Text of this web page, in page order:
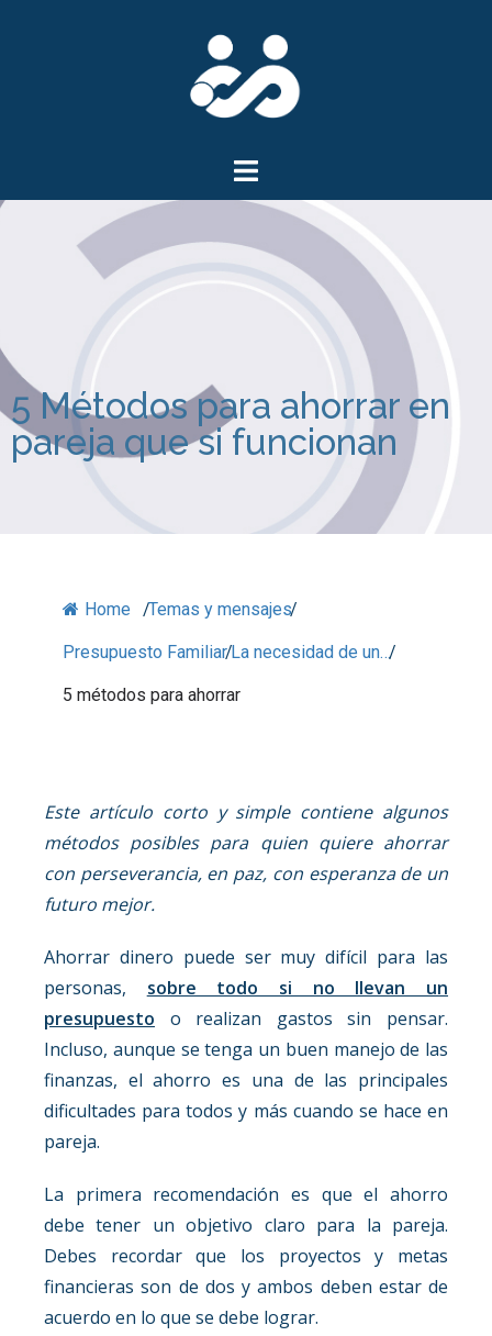
5 Métodos para ahorrar en
pareja que si funcionan
Home /Temas y mensajes/
Presupuesto Familiar/La necesidad de un…/
5 métodos para ahorrar
Este artículo corto y simple contiene algunos
métodos posibles para quien quiere ahorrar
con perseverancia, en paz, con esperanza de un
futuro mejor.
Ahorrar dinero puede ser muy difícil para las
personas, sobre todo si no llevan un
presupuesto o realizan gastos sin pensar.
Incluso, aunque se tenga un buen manejo de las
finanzas, el ahorro es una de las principales
dificultades para todos y más cuando se hace en
pareja.
La primera recomendación es que el ahorro
debe tener un objetivo claro para la pareja.
Debes recordar que los proyectos y metas
financieras son de dos y ambos deben estar de
acuerdo en lo que se debe lograr.